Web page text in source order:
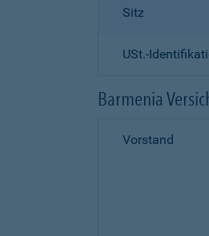
Sitz
USt.-
Barmenia
Vorstand